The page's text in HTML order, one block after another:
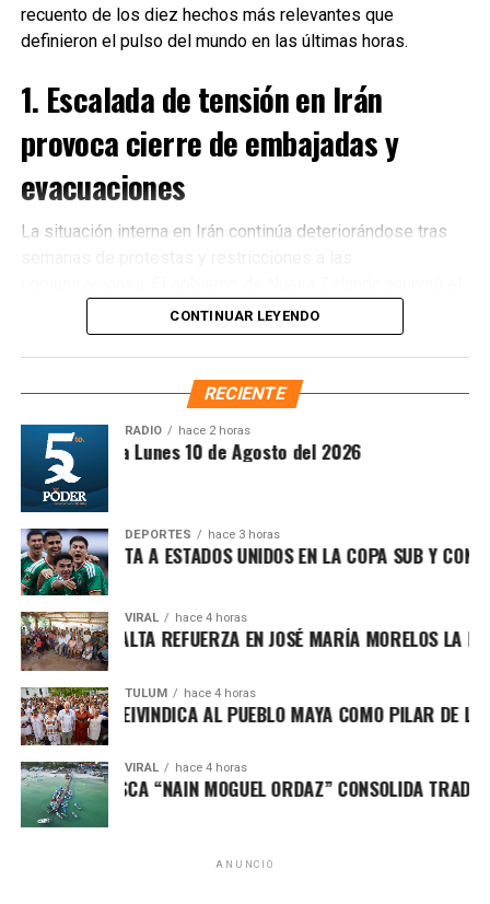
Recibe las noticias al instante
Únete al canal oficial de WhatsApp de
Quinto Podery recibe las noticias más
importantes de Quintana Roo directamente
en tu teléfono.
recuento de los diez hechos más relevantes que
definieron el pulso del mundo en las últimas horas.
1. Escalada de tensión en Irán
provoca cierre de embajadas y
evacuaciones
La situación interna en Irán continúa deteriorándose tras
cierre de su embajada en Teherány la evacuación
inmediata de su personal diplomático ante el incremento
de riesgos para la seguridad. Diversos países
occidentales reiteraron llamados a sus ciudadanos para
abandonar el territorio iraní.
2. Estados Unidos pospone ataque
contra Irán tras presiones
regionales
Estados Unidos decidióaplazar una acción militar
contra Irán luego de recibir presiones de Arabia Saudita,
Catar e Israel, quienes advirtieron sobre el riesgo de una
escalada regional. Washington evalúa nuevas sanciones
dirigidas a altos funcionarios iraníes.
3. Avanza plan internacional para la
transición política en Gaza
CONTINUAR LEYENDO
RECIENTE
RADIO hace 2 horas
Matutina Lunes 10 de Agosto del 2026
DEPORTES hace 3 horas
DERROTA A ESTADOS UNIDOS EN LA COPA SUB Y
VIRAL hace 4 horas
PATY PERALTA REFUERZA EN JOSÉ MARÍA MORELOS LA
TULUM hace 4 horas
MARÍN REIVINDICA AL PUEBLO MAYA COMO PILAR DE LA
VIRAL hace 4 horas
DE PESCA “NAIN MOGUEL ORDAZ” CONSOLIDA
ANUNCIO